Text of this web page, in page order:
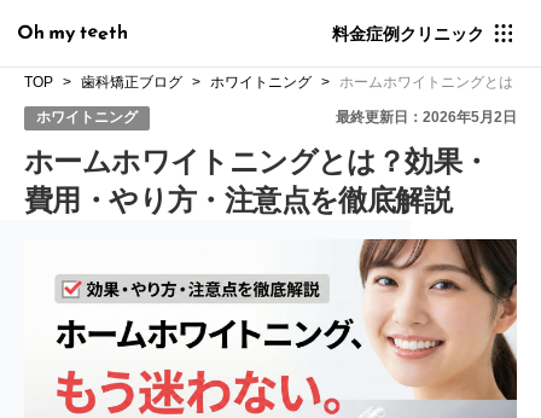
料金症例クリニック
TOP 歯科矯正ブログ ホワイトニング ホームホワイトニングとは？
ホワイトニング 最終更新日：2026年5月2日
ホームホワイトニングとは？効果・
費用・やり方・注意点を徹底解説